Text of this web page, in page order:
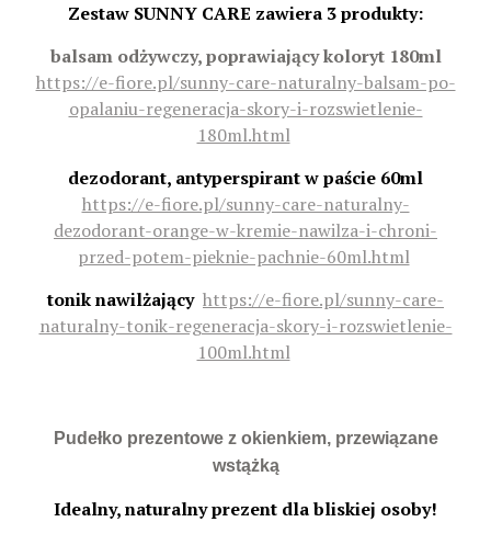
Zestaw SUNNY CARE zawiera 3 produkty:
balsam odżywczy, poprawiający koloryt 180ml
https://e-fiore.pl/sunny-care-naturalny-balsam-po-
opalaniu-regeneracja-skory-i-rozswietlenie-
180ml.html
dezodorant, antyperspirant w paście 60ml
https://e-fiore.pl/sunny-care-naturalny-
dezodorant-orange-w-kremie-nawilza-i-chroni-
przed-potem-pieknie-pachnie-60ml.html
tonik nawilżający https://e-fiore.pl/sunny-care-
naturalny-tonik-regeneracja-skory-i-rozswietlenie-
100ml.html
Pudełko prezentowe z okienkiem, przewiązane
wstążką
Idealny, naturalny prezent dla bliskiej osoby!